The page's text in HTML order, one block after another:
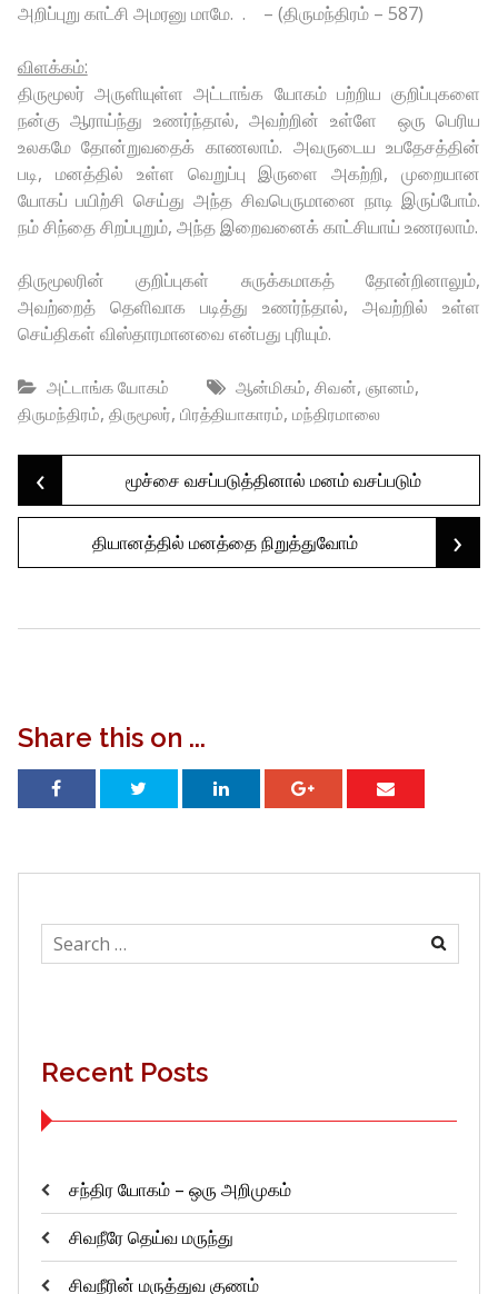
அறிப்புறு காட்சி அமரனு மாமே. . – (திருமந்திரம் – 587)
விளக்கம்:
திருமூலர் அருளியுள்ள அட்டாங்க யோகம் பற்றிய குறிப்புகளை
நன்கு ஆராய்ந்து உணர்ந்தால், அவற்றின் உள்ளே ஒரு பெரிய
உலகமே தோன்றுவதைக் காணலாம். அவருடைய உபதேசத்தின்
படி, மனத்தில் உள்ள வெறுப்பு இருளை அகற்றி, முறையான
யோகப் பயிற்சி செய்து அந்த சிவபெருமானை நாடி இருப்போம்.
நம் சிந்தை சிறப்புறும், அந்த இறைவனைக் காட்சியாய் உணரலாம்.
திருமூலரின் குறிப்புகள் சுருக்கமாகத் தோன்றினாலும்,
அவற்றைத் தெளிவாக படித்து உணர்ந்தால், அவற்றில் உள்ள
செய்திகள் விஸ்தாரமானவை என்பது புரியும்.
அட்டாங்க யோகம் ஆன்மிகம், சிவன், ஞானம்,
திருமந்திரம், திருமூலர், பிரத்தியாகாரம், மந்திரமாலை
Post
navigation
‹ மூச்சை வசப்படுத்தினால் மனம் வசப்படும்
தியானத்தில் மனத்தை நிறுத்துவோம் ›
Share this on ...
Search
for:
Recent Posts
சந்திர யோகம் – ஒரு அறிமுகம்
சிவநீரே தெய்வ மருந்து
சிவநீரின் மருத்துவ குணம்